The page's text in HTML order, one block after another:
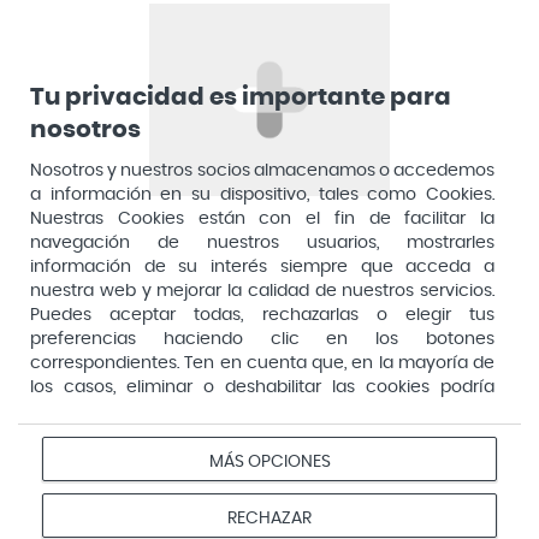
Arturo Alba
Aspirina
Audimer
Audispray
Ausonia
Avene
Avent
Bactil
Pago seguro
legal
Redes
sociales
Cookies
cookies
© 2026 Farmacias Vivo. Todos los derechos reservados
Tu privacidad es importante para
nosotros
Nosotros y nuestros socios almacenamos o accedemos
a información en su dispositivo, tales como Cookies.
Nuestras Cookies están con el fin de facilitar la
navegación de nuestros usuarios, mostrarles
información de su interés siempre que acceda a
nuestra web y mejorar la calidad de nuestros servicios.
Puedes aceptar todas, rechazarlas o elegir tus
preferencias haciendo clic en los botones
correspondientes. Ten en cuenta que, en la mayoría de
los casos, eliminar o deshabilitar las cookies podría
el acceso a ciertas áreas o servicios ofrecidos a través
del mismo. Para modificar tus preferencias haz clic en la
opción Configuración de cookies de nuestro pie de
página. Puedes obtener más información en nuestra
política de cookies
MÁS OPCIONES
RECHAZAR